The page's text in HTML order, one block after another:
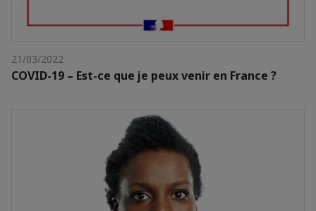
21/03/2022
COVID-19 – Est-ce que je peux venir en France ?